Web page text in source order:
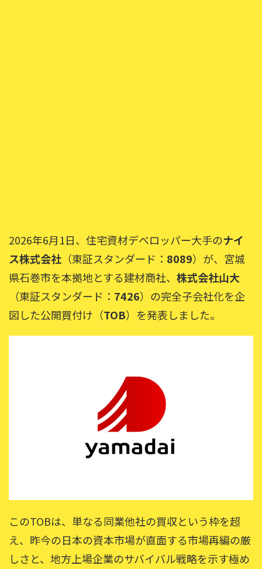
2026年6月1日、住宅資材デベロッパー大手のナイ
ス株式会社 （東証スタンダード： 8089）が、宮城
県石巻市を本拠地とする建材商社、 株式会社山大
（東証スタンダード： 7426）の完全子会社化を企
図した公開買付け（TOB）を発表しました。
このTOBは、単なる同業他社の買収という枠を超
え、昨今の日本の資本市場が直面する市場再編の厳
しさと、地方上場企業のサバイバル戦略を示す極め